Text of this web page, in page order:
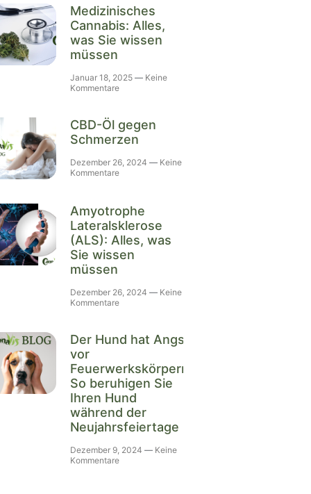
Medizinisches
Cannabis: Alles,
was Sie wissen
müssen
Januar 18, 2025
Keine
Kommentare
CBD-Öl gegen
Schmerzen
Dezember 26, 2024
Keine
Kommentare
Amyotrophe
Lateralsklerose
(ALS): Alles, was
Sie wissen
müssen
Dezember 26, 2024
Keine
Kommentare
Der Hund hat Angst
vor
Feuerwerkskörpern:
So beruhigen Sie
Ihren Hund
während der
Neujahrsfeiertage
Dezember 9, 2024
Keine
Kommentare